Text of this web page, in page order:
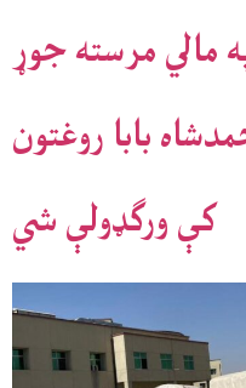
مالي مرسته جوړ
بابا روغتون
کې ورګډولې شي